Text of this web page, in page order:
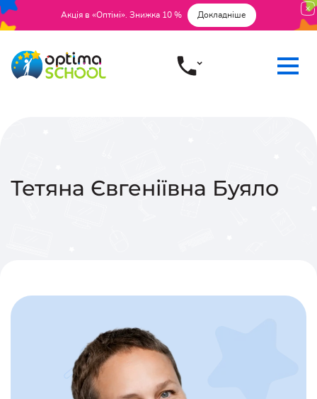
Акція в «Оптімі». Знижка 10 % Докладніше
Тетяна Євгеніївна Буяло